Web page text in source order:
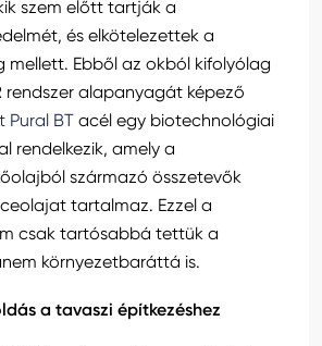
szem előtt tartják a
és elkötelezettek a
Ebből az okból kifolyólag
rendszer alapanyagát képező
Pural BT acél egy biotechnológiai
rendelkezik, amely a
származó összetevők
tartalmaz. Ezzel a
csak tartósabbá tettük a
környezetbaráttá is.
a tavaszi építkezéshez